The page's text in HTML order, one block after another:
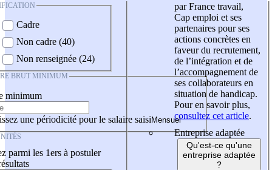
Cadre
Non cadre (40)
Non renseignée (24)
BRUT MINIMUM
minimum
une périodicité pour le salaire saisi
parmi les 1ers à postuler
par France travail,
Cap emploi et ses
partenaires pour ses
actions concrètes en
faveur du recrutement,
de l’intégration et de
l’accompagnement de
ses collaborateurs en
situation de handicap.
Pour en savoir plus,
consultez cet article.
Entreprise adaptée
Qu'est-ce qu'une
entreprise adaptée
?